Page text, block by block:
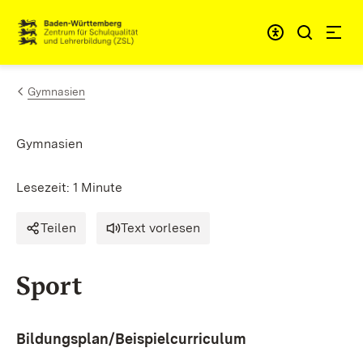
Zum Inhalt springen
Link zur Startseite
Gymnasien
Gymnasien
Lesezeit: 1 Minute
Teilen Text vorlesen
Sport
Bildungsplan/Beispielcurriculum